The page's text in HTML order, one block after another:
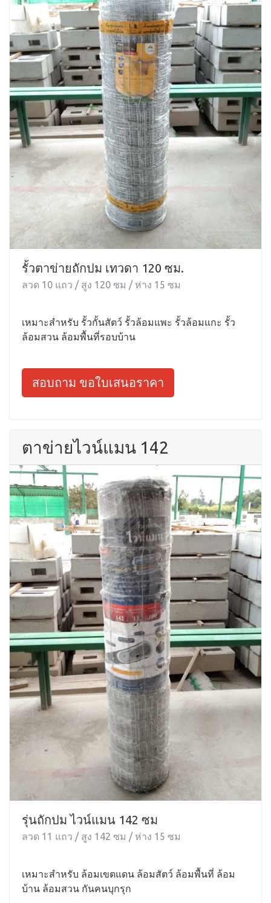
รั้วตาข่ายถักปม เทวดา 120 ซม.
ลวด 10 แถว / สูง 120 ซม / ห่าง 15 ซม
เหมาะสำหรับ รั้วกั้นสัตว์ รั้วล้อมแพะ รั้วล้อมแกะ รั้ว
ล้อมสวน ล้อมพื้นที่รอบบ้าน
สอบถาม ขอใบเสนอราคา
ตาข่ายไวน์แมน 142
รุ่นถักปม ไวน์แมน 142 ซม
ลวด 11 แถว / สูง 142 ซม / ห่าง 15 ซม
เหมาะสำหรับ ล้อมเขตแดน ล้อมสัตว์ ล้อมพื้นที่ ล้อม
บ้าน ล้อมสวน กันคนบุกรุก